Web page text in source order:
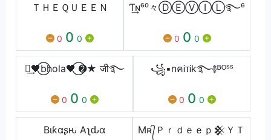
ＴＨＥＱＵＥＥＮ
0 0 0
Ƭ͢ɴ⁶⁰々ⒹⒺⓋⒾⓁ࿐⁶
0 0 0
༒͢🖤⃝bhola🖤⃝ ➋★ जी࿐
0 0 0
꧁▪nคᎥᴛᎥk࿐࿅ᴮᴼˢˢ
0 0 0
Bιƙαʂԋ Aʅԃα Mʀ᭄Ｐｒｄｅｅｐ𒆜ＹＴ